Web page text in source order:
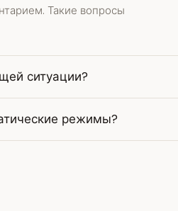
Такие вопросы
ситуации?
режимы?